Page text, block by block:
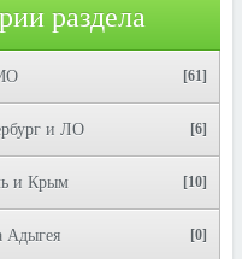
раздела
[61]
и ЛО [6]
и Крым [10]
Адыгея [0]